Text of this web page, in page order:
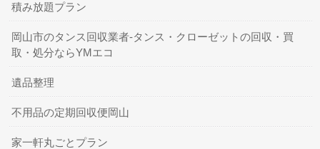
積み放題プラン
岡山市のタンス回収業者-タンス・クローゼットの回収・買
取・処分ならYMエコ
遺品整理
不用品の定期回収便岡山
家一軒丸ごとプラン